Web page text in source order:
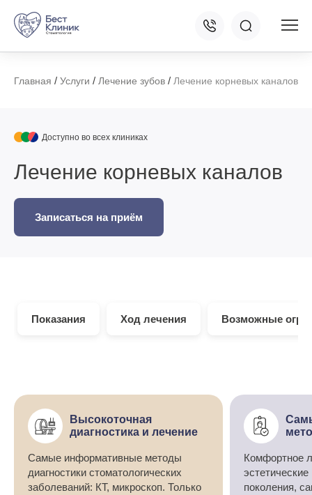
Главная / Услуги / Лечение зубов / Лечение корневых каналов
Доступно во всех клиниках
Лечение корневых каналов
Записаться на приём
Показания Ход лечения Возможные
Высокоточная
диагностика и лечение
Самые информативные методы
диагностики стоматологических
заболеваний: КТ, микроскоп. Только
Комфортное
поколения,